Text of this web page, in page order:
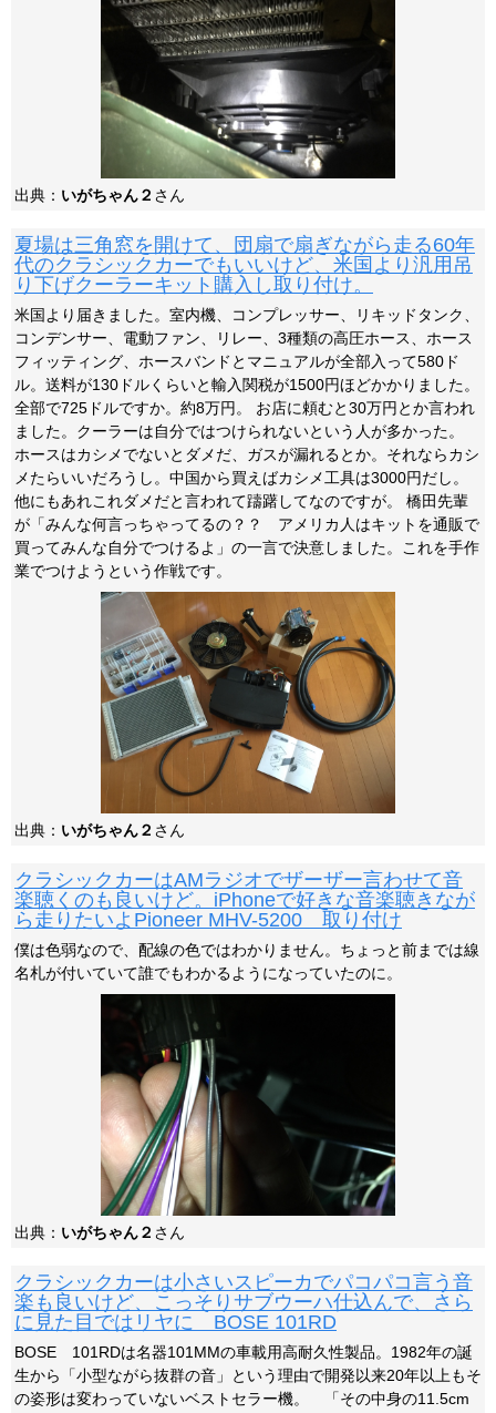
出典： いがちゃん２ さん
夏場は三角窓を開けて、団扇で扇ぎながら走る60年
代のクラシックカーでもいいけど、米国より汎用吊
り下げクーラーキット購入し取り付け。
米国より届きました。室内機、コンプレッサー、リキッドタンク、
コンデンサー、電動ファン、リレー、3種類の高圧ホース、ホース
フィッティング、ホースバンドとマニュアルが全部入って580ド
ル。送料が130ドルくらいと輸入関税が1500円ほどかかりました。
全部で725ドルですか。約8万円。 お店に頼むと30万円とか言われ
ました。クーラーは自分ではつけられないという人が多かった。
ホースはカシメでないとダメだ、ガスが漏れるとか。それならカシ
メたらいいだろうし。中国から買えばカシメ工具は3000円だし。
他にもあれこれダメだと言われて躊躇してなのですが。 橋田先輩
が「みんな何言っちゃってるの？？ アメリカ人はキットを通販で
買ってみんな自分でつけるよ」の一言で決意しました。これを手作
業でつけようという作戦です。
出典： いがちゃん２ さん
クラシックカーはAMラジオでザーザー言わせて音
楽聴くのも良いけど。iPhoneで好きな音楽聴きなが
ら走りたいよPioneer MHV-5200 取り付け
僕は色弱なので、配線の色ではわかりません。ちょっと前までは線
名札が付いていて誰でもわかるようになっていたのに。
出典： いがちゃん２ さん
クラシックカーは小さいスピーカでパコパコ言う音
楽も良いけど、こっそりサブウーハ仕込んで、さら
に見た目ではリヤに BOSE 101RD
BOSE 101RDは名器101MMの車載用高耐久性製品。1982年の誕
生から「小型ながら抜群の音」という理由で開発以来20年以上もそ
の姿形は変わっていないベストセラー機。 「その中身の11.5cm